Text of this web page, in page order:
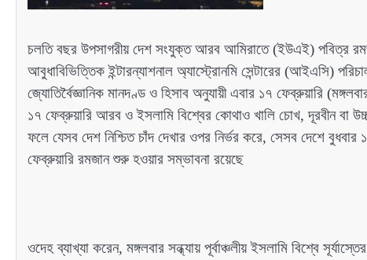
চলতি বছর উপসাগরীয় দেশ সংযুক্ত আরব আমিরাতে (ইউএই) পবিত্র
আবুধাবিভিত্তিক ইন্টারন্যাশনাল অ্যাস্ট্রোনমি সেন্টারের (আইএসি)
জ্যোতির্বৈজ্ঞানিক মানদণ্ড ও হিসাব অনুযায়ী এবার ১৭ ফেব্রুয়ারি
১৭ ফেব্রুয়ারি আরব ও ইসলামি বিশ্বের কোথাও খালি চোখ, দূরবীন বা
ফলে যেসব দেশ নিশ্চিত চাঁদ দেখার ওপর নির্ভর করে, সেসব দেশে
ফেব্রুয়ারি রমজান শুরু হওয়ার সম্ভাবনা রয়েছে
ওদেহ ব্যাখ্যা করেন, মঙ্গলবার সন্ধ্যায় পূর্বাঞ্চলীয় ইসলামি বিশ্বে